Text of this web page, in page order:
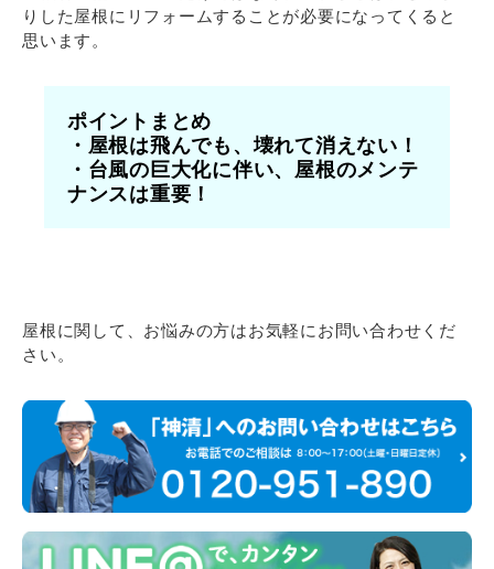
りした屋根にリフォームすることが必要になってくると
思います。
ポイントまとめ
・屋根は飛んでも、壊れて消えない！
・台風の巨大化に伴い、屋根のメンテ
ナンスは重要！
屋根に関して、お悩みの方はお気軽にお問い合わせくだ
さい。